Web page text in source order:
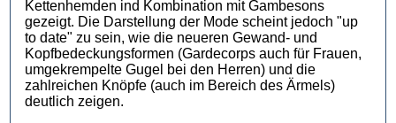
Kettenhemden ind Kombination mit Gambesons
gezeigt. Die Darstellung der Mode scheint jedoch "up
to date" zu sein, wie die neueren Gewand- und
Kopfbedeckungsformen (Gardecorps auch für Frauen,
umgekrempelte Gugel bei den Herren) und die
zahlreichen Knöpfe (auch im Bereich des Ärmels)
deutlich zeigen.